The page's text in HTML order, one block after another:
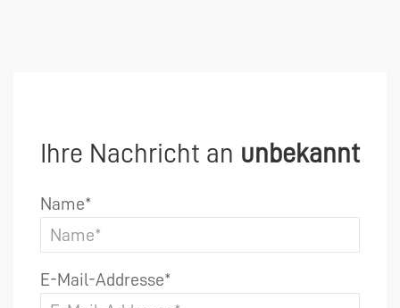
Ihre Nachricht an unbekannt
Name*
E-Mail-Addresse*